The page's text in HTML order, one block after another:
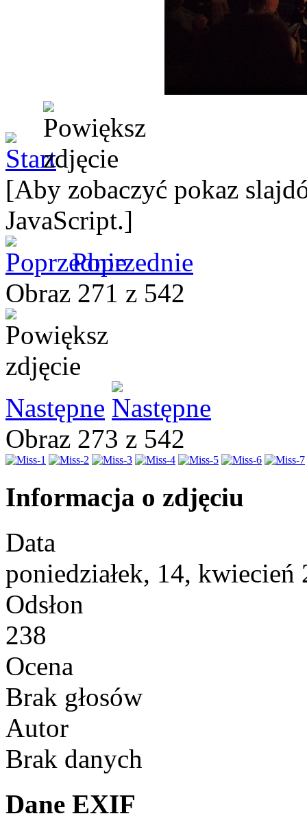
[Aby zobaczyć pokaz
JavaScript.]
Poprzednie
Obraz 271 z 542
Następne
Obraz 273 z 542
Informacja o zdjęciu
Data
poniedziałek, 14, kwiecień
Odsłon
238
Ocena
Brak głosów
Autor
Brak danych
Dane EXIF